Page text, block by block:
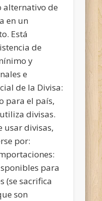
alternativo de
en un
Está
de
y
e
de la Divisa:
para el país,
divisas.
usar divisas,
por:
para
(se sacrifica
son